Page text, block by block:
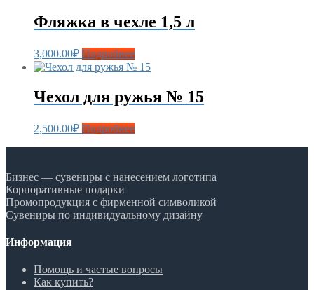
Фляжка в чехле 1,5 л
3,000.00₽ Подробнее
Чехол для ружья № 15
2,500.00₽ Подробнее
Бизнес — сувениры с нанесением логотипа
Корпоративные подарки
Промопродукция с фирменной символикой
Сувениры по индивидуальному дизайну
Информация
Помощь и частые вопросы
Как купить?